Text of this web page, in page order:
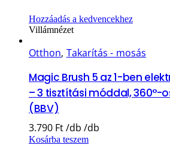
Hozzáadás a kedvencekhez
Villámnézet
Otthon, Takarítás - mosás
Magic Brush 5 az 1-ben
– 3 tisztítási móddal, 360°-
(BBV)
3.790 Ft
Kosárba teszem